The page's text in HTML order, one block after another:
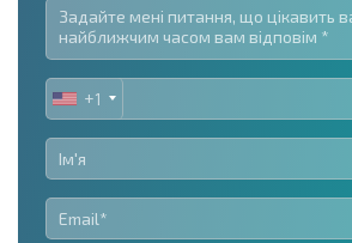
UNITED
STATES
+1
+1